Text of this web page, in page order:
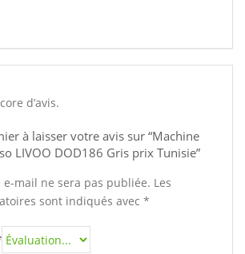
d’avis.
à laisser votre avis sur “Machine
LIVOO DOD186 Gris prix Tunisie”
e-mail ne sera pas publiée. Les
sont indiqués avec *